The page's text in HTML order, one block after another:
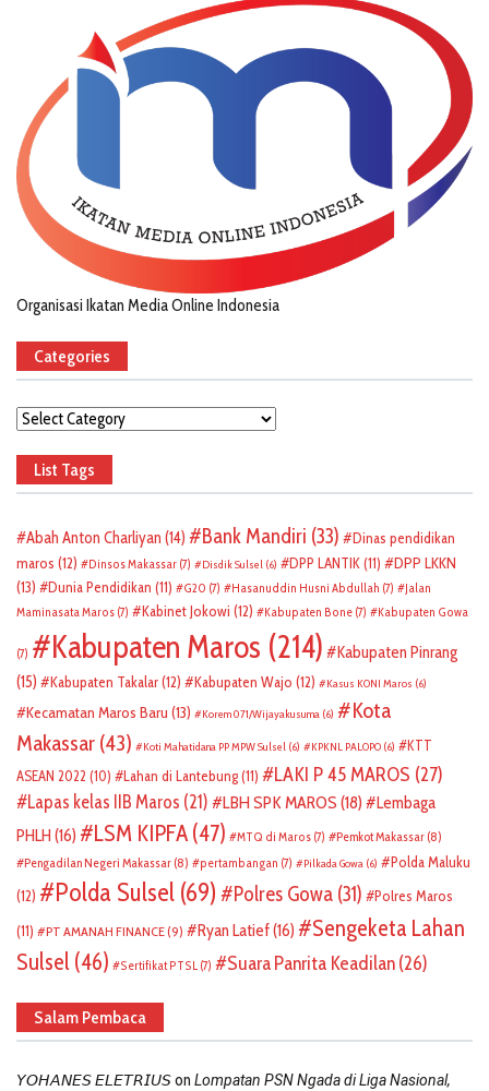
Organisasi Ikatan Media Online Indonesia
Categories
Categories
List Tags
Abah Anton Charliyan (14) Bank Mandiri (33)
Dinas pendidikan
maros (12) Dinsos Makassar (7) Disdik Sulsel (6) DPP LANTIK(11)
DPP LKKN
(13)
Dunia Pendidikan (11) G20 (7) Hasanuddin Husni Abdullah (7)
Jalan
Maminasata Maros (7) Kabinet Jokowi (12) Kabupaten Bone (7) Kabupaten Gowa
(7) Kabupaten Maros (214)
Kabupaten Pinrang
(15)
Kabupaten Takalar(12) Kabupaten Wajo (12) Kasus KONI Maros (6)
Kecamatan Maros Baru (13) Korem 071/Wijayakusuma (6)
Kota
Makassar (43) Koti Mahatidana PP MPW Sulsel (6) KPKNL PALOPO (6)
KTT
ASEAN 2022 (10) Lahan di Lantebung(11) LAKI P 45 MAROS (27)
Lapas kelas IIB Maros (21) LBH SPK MAROS (18)
Lembaga
PHLH (16) LSM KIPFA (47) MTQ di Maros (7) Pemkot Makassar (8)
Pengadilan Negeri Makassar (8) pertambangan (7) Pilkada Gowa (6)
Polda Maluku
(12)
Polda Sulsel (69) Polres Gowa (31)
Polres Maros
(11)
PT AMANAH FINANCE(9) Ryan Latief(16)
Sengeketa Lahan
Sulsel (46) Sertifikat PTSL (7) Suara Panrita Keadilan(26)
Salam Pembaca
𝘠𝘖𝘏𝘈𝘕𝘌𝘚 𝘌𝘓𝘌𝘛𝘙𝘐𝘜𝘚on Lompatan PSN Ngada di Liga Nasional,